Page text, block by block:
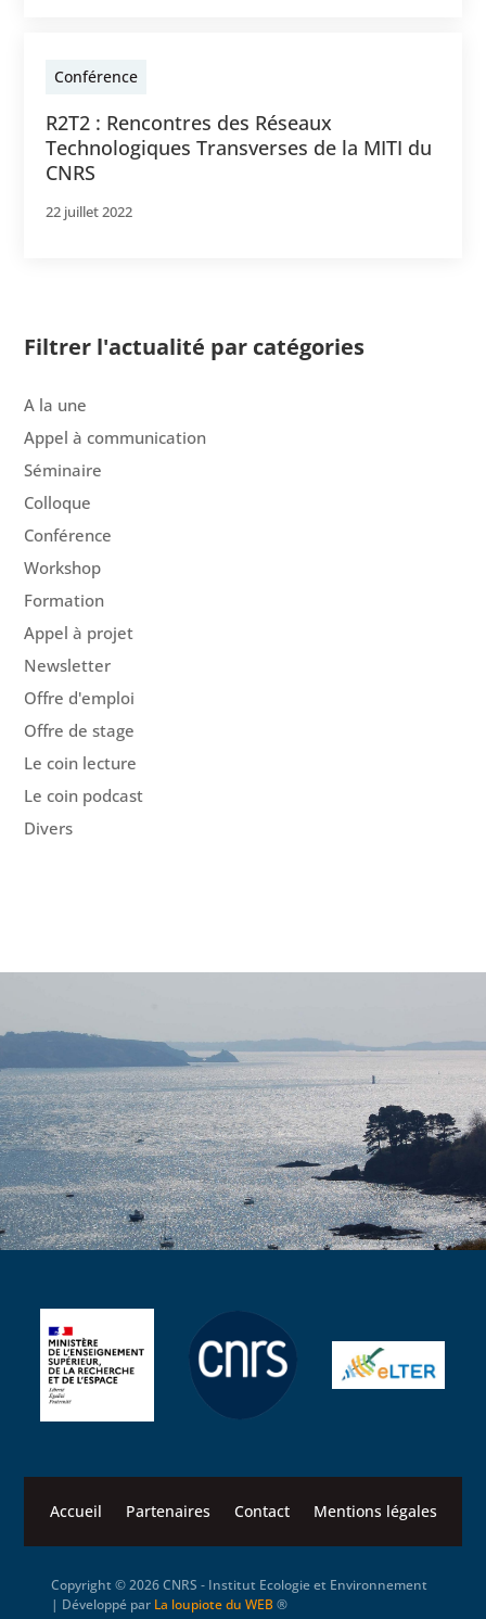
Conférence
R2T2 : Rencontres des Réseaux
Technologiques Transverses de la MITI du
CNRS
22 juillet 2022
Filtrer l'actualité par catégories
A la une
Appel à communication
Séminaire
Colloque
Conférence
Workshop
Formation
Appel à projet
Newsletter
Offre d'emploi
Offre de stage
Le coin lecture
Le coin podcast
Divers
Accueil Partenaires Contact Mentions légales
Copyright © 2026 CNRS ‐ Institut Ecologie et Environnement
| Développé par La loupiote du WEB®